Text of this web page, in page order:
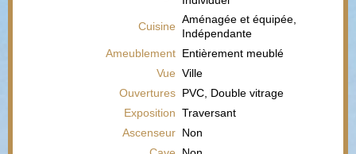
Cuisine
Aménagée et équipée,
Indépendante
Ameublement Entièrement meublé
Vue Ville
Ouvertures PVC, Double vitrage
Exposition Traversant
Ascenseur Non